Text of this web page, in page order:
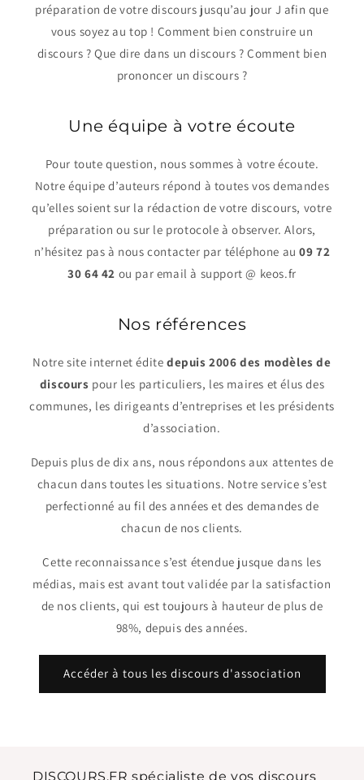
préparation de votre discours jusqu’au jour J afin que
vous soyez au top ! Comment bien construire un
discours ? Que dire dans un discours ? Comment bien
prononcer un discours ?
Une équipe à votre écoute
Pour toute question, nous sommes à votre écoute.
Notre équipe d’auteurs répond à toutes vos demandes
qu’elles soient sur la rédaction de votre discours, votre
préparation ou sur le protocole à observer. Alors,
n’hésitez pas à nous contacter par téléphone au09 72
30 64 42 ou par email à support @ keos.fr
Nos références
Notre site internet édite depuis 2006 des modèles de
discours pour les particuliers, les maires et élus des
communes, les dirigeants d’entreprises et les présidents
d’association.
Depuis plus de dix ans, nous répondons aux attentes de
chacun dans toutes les situations. Notre service s’est
perfectionné au fil des années et des demandes de
chacun de nos clients.
Cette reconnaissance s’est étendue jusque dans les
médias, mais est avant tout validée par la satisfaction
de nos clients, qui est toujours à hauteur de plus de
98%, depuis des années.
Accéder à tous les discours d'association
DISCOURS.FR spécialiste de vos discours